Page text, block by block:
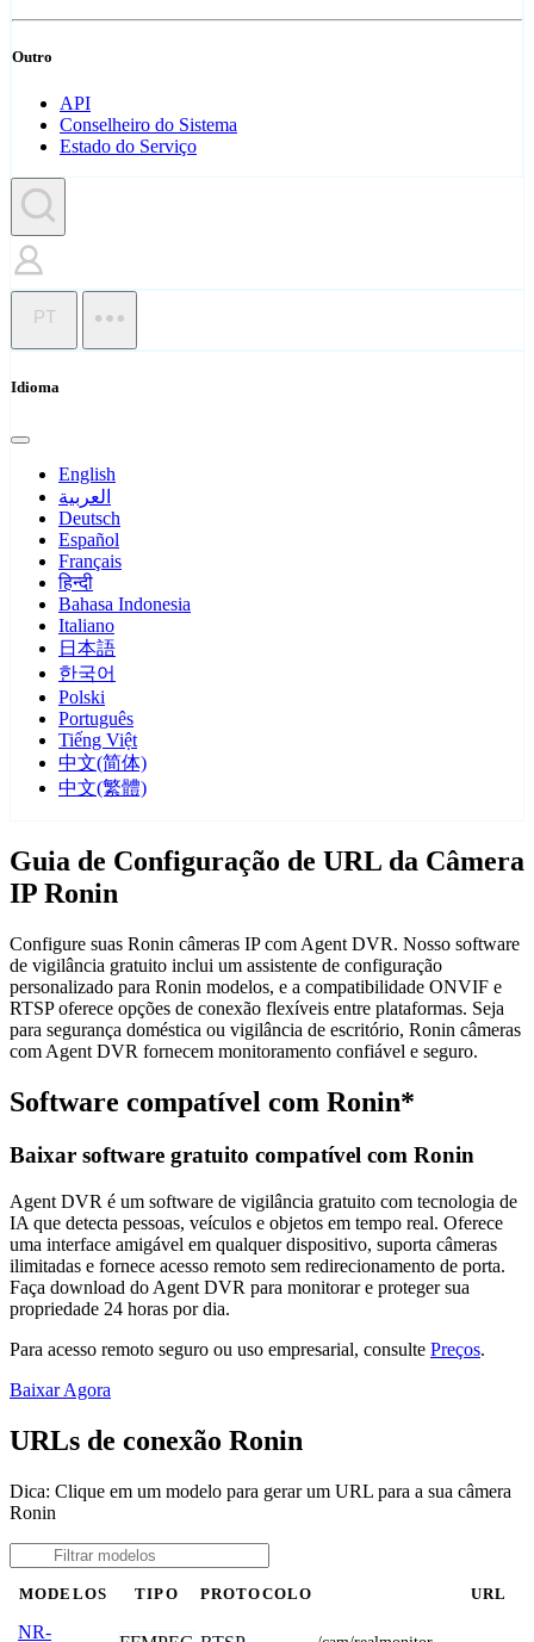
Outro
API
Conselheiro do Sistema
Estado do Serviço
PT
Idioma
English
العربية
Deutsch
Español
Français
हिन्दी
Bahasa Indonesia
Italiano
日本語
한국어
Polski
Português
Tiếng Việt
中文(简体)
中文(繁體)
Guia de Configuração de URL da Câmera
IP Ronin
Configure suas Ronin câmeras IP com Agent DVR. Nosso software
de vigilância gratuito inclui um assistente de configuração
personalizado para Ronin modelos, e a compatibilidade ONVIF e
RTSP oferece opções de conexão flexíveis entre plataformas. Seja
para segurança doméstica ou vigilância de escritório, Ronin câmeras
com Agent DVR fornecem monitoramento confiável e seguro.
Software compatível com Ronin*
Baixar software gratuito compatível com Ronin
Agent DVR é um software de vigilância gratuito com tecnologia de
IA que detecta pessoas, veículos e objetos em tempo real. Oferece
uma interface amigável em qualquer dispositivo, suporta câmeras
ilimitadas e fornece acesso remoto sem redirecionamento de porta.
Faça download do Agent DVR para monitorar e proteger sua
propriedade 24 horas por dia.
Para acesso remoto seguro ou uso empresarial, consulte Preços.
Baixar Agora
URLs de conexão Ronin
Dica: Clique em um modelo para gerar um URL para a sua câmera
Ronin
MODELOS TIPO PROTOCOLO URL
NR-